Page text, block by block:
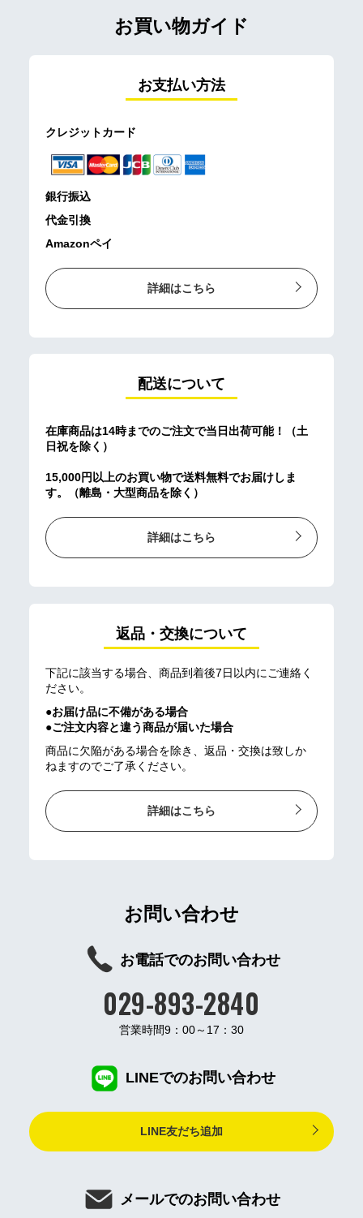
お買い物ガイド
お支払い方法
クレジットカード
銀行振込
代金引換
Amazonペイ
詳細はこちら
配送について
在庫商品は14時までのご注文で当日出荷可能！（土
日祝を除く）
15,000円以上のお買い物で送料無料でお届けしま
す。（離島・大型商品を除く）
詳細はこちら
返品・交換について
下記に該当する場合、商品到着後7日以内にご連絡く
ださい。
●お届け品に不備がある場合
●ご注文内容と違う商品が届いた場合
商品に欠陥がある場合を除き、返品・交換は致しか
ねますのでご了承ください。
詳細はこちら
お問い合わせ
お電話でのお問い合わせ
029-893-2840
営業時間9：00～17：30
LINEでのお問い合わせ
LINE友だち追加
メールでのお問い合わせ